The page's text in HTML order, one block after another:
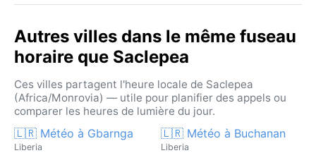
Autres villes dans le même fuseau
horaire que Saclepea
Ces villes partagent l'heure locale de Saclepea
(Africa/Monrovia) — utile pour planifier des appels ou
comparer les heures de lumière du jour.
🇱🇷 Météo à Gbarnga
Liberia
🇱🇷 Météo à Buchanan
Liberia